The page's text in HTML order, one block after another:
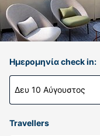
Ημερομηνία check in:
Δευ 10 Αύγουστος
Travellers